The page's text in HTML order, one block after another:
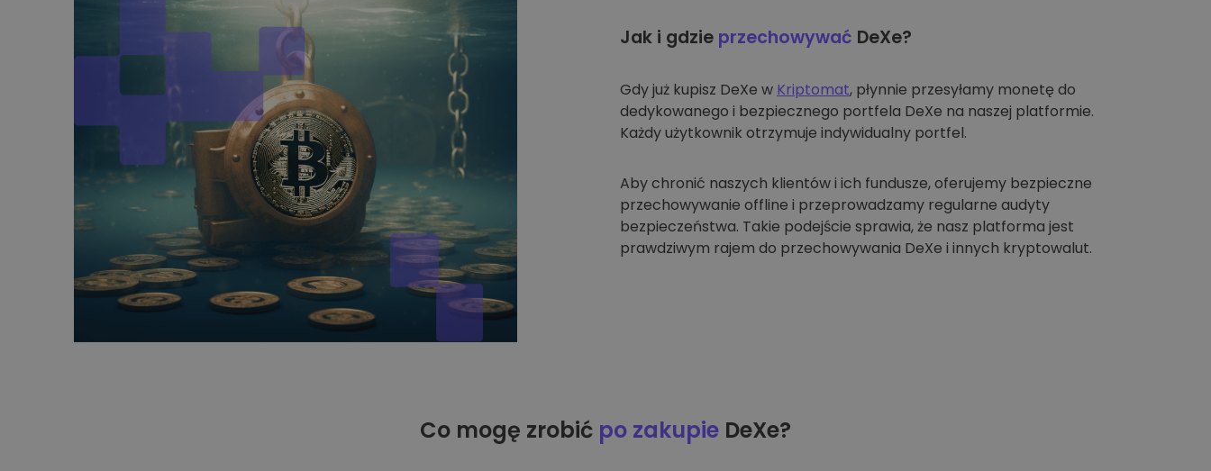
Jak i gdzie przechowywać DeXe?
Gdy już kupisz DeXe w Kriptomat, płynnie przesyłamy monetę do
dedykowanego i bezpiecznego portfela DeXe na naszej platformie.
Każdy użytkownik otrzymuje indywidualny portfel.
Aby chronić naszych klientów i ich fundusze, oferujemy bezpieczne
przechowywanie offline i przeprowadzamy regularne audyty
bezpieczeństwa. Takie podejście sprawia, że nasz platforma jest
prawdziwym rajem do przechowywania DeXe i innych kryptowalut.
Co mogę zrobić po zakupie DeXe?